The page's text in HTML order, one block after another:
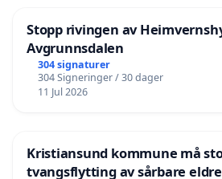
Stopp rivingen av
Avgrunnsdalen
304 signaturer
304 Signeringer / 30 dager
11 Jul 2026
Kristiansund kommune må
tvangsflytting av sårbare eldre